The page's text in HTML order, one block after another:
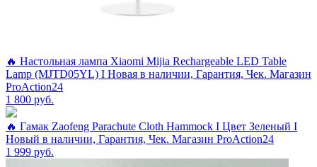
🔥 Настольная лампа Xiaomi Mijia Rechargeable LED Table
Lamp (MJTD05YL) I Новая в наличии, Гарантия, Чек. Магазин
ProAction24
1 800 руб.
🔥 Гамак Zaofeng Parachute Cloth Hammock I Цвет Зеленый I
Новый в наличии, Гарантия, Чек. Магазин ProAction24
1 999 руб.